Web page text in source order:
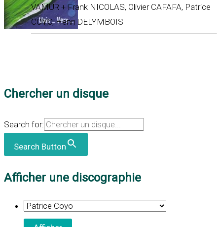
VAMUR + Frank NICOLAS, Olivier CAFAFA, Patrice
COYO, Henri DELYMBOIS
Chercher un disque
Search for:
Search Button
Afficher une discographie